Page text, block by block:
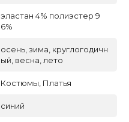
эластан 4% полиэстер 9
6%
осень, зима, круглогодичн
ый, весна, лето
Костюмы, Платья
синий